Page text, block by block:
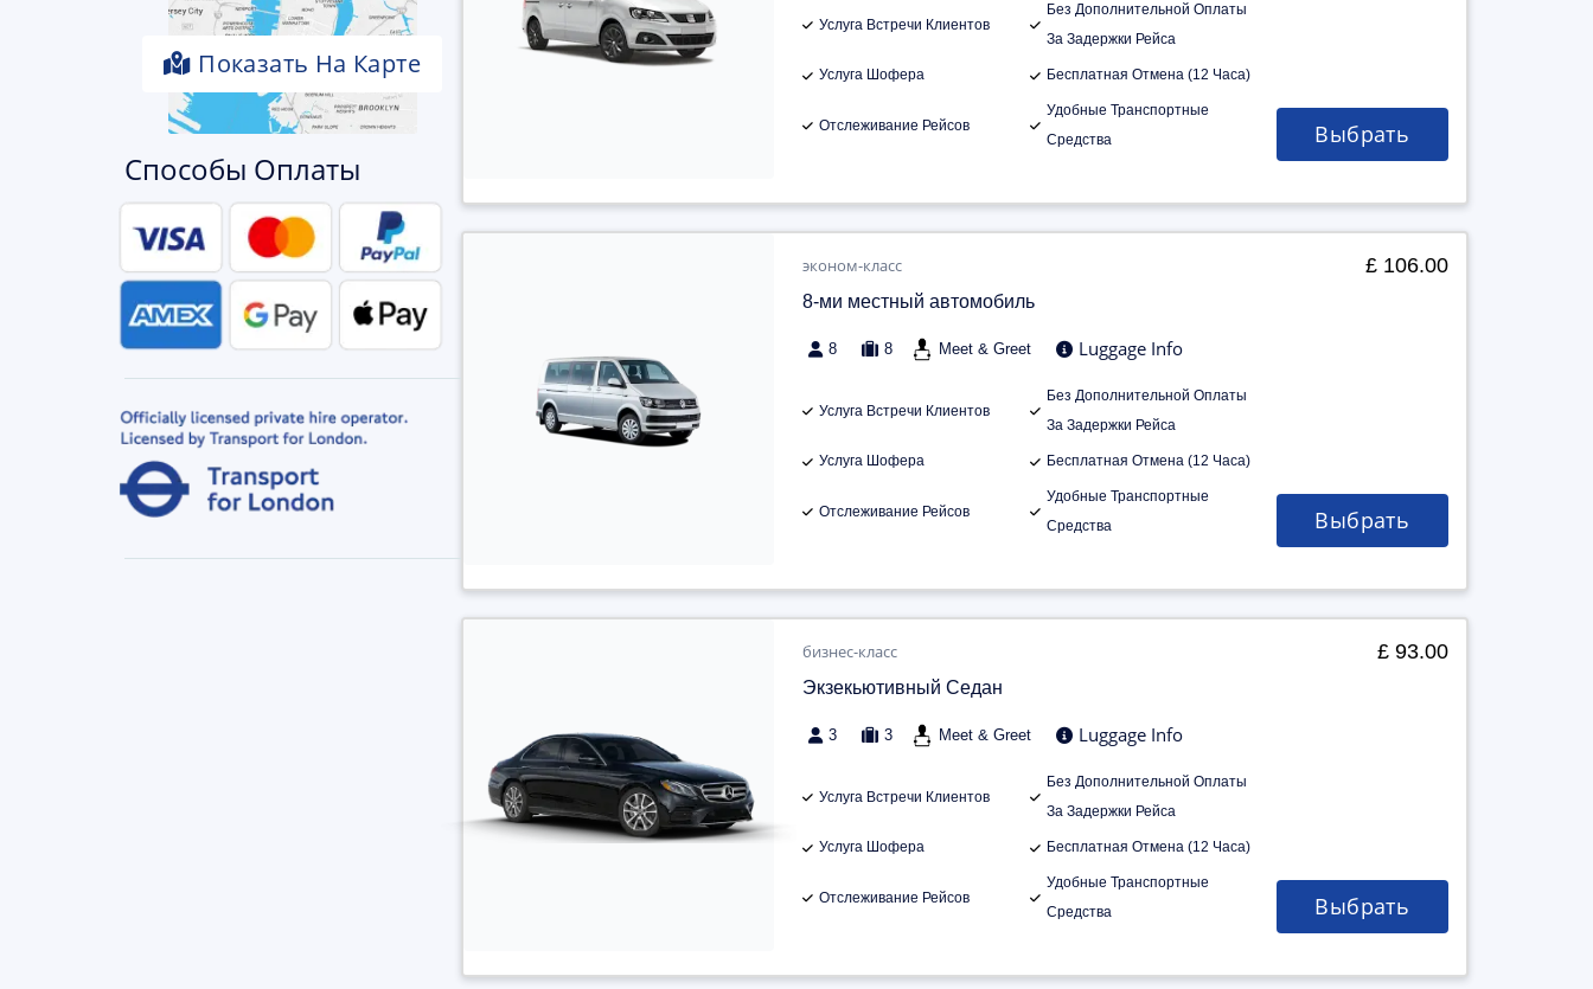
Показать На Карте
Способы Оплаты
Услуга Встречи Клиентов
Без Дополнительной Оплаты
За Задержки Рейса
Услуга Шофера Бесплатная Отмена (12 Часа)
Отслеживание Рейсов
Удобные Транспортные
Средства
Выбрать
эконом-класс
8-ми местный автомобиль
8 8 Meet & Greet Luggage Info
Услуга Встречи Клиентов
Без Дополнительной Оплаты
За Задержки Рейса
Услуга Шофера Бесплатная Отмена (12 Часа)
Отслеживание Рейсов
Удобные Транспортные
Средства
£ 106.00
Выбрать
бизнес-класс
Экзекьютивный Седан
3 3 Meet & Greet Luggage Info
Услуга Встречи Клиентов
Без Дополнительной Оплаты
За Задержки Рейса
Услуга Шофера Бесплатная Отмена (12 Часа)
Отслеживание Рейсов
Удобные Транспортные
Средства
£ 93.00
Выбрать